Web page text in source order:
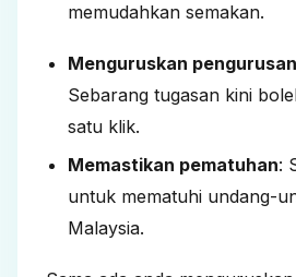
memudahkan semakan.
Menguruskan
Sebarang tugasan kini
satu klik.
Memastikan pematuhan:
untuk mematuhi undang-
Malaysia.